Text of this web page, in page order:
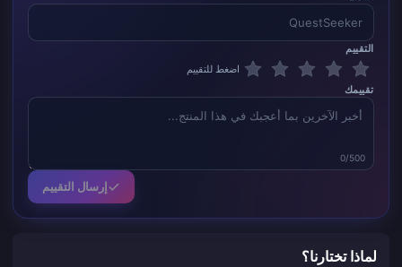
التقييم
اضغط للتقييم
تقييمك
0/500
إرسال التقييم
لماذا تختارنا؟